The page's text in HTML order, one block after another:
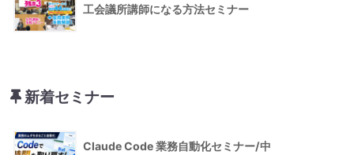
工会議所講師になる方法セミナー
新着セミナー
Claude Code 業務自動化セミナー/中